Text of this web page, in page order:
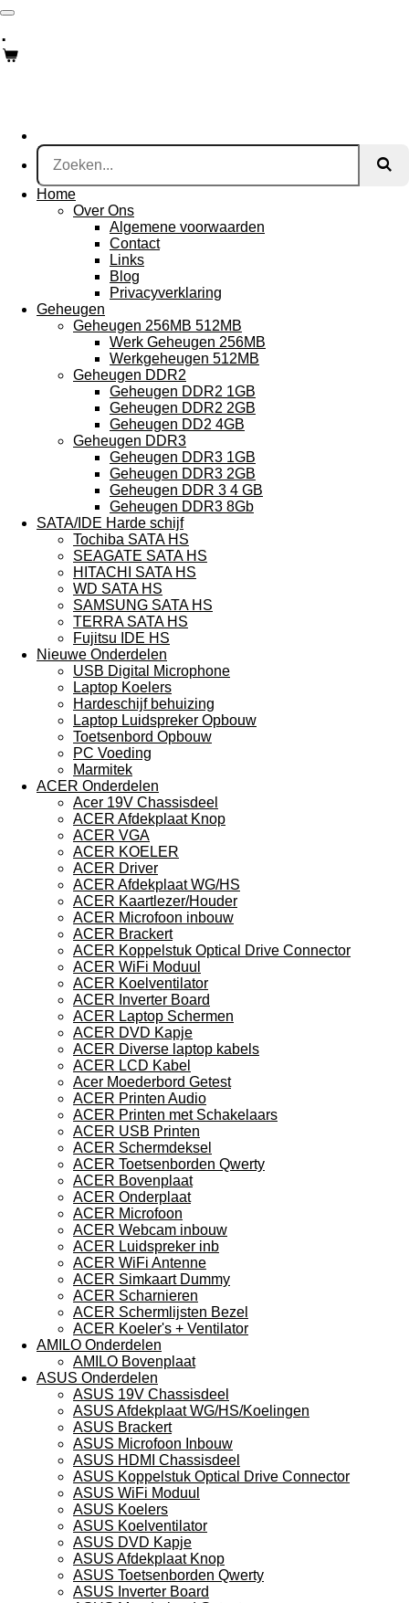
Ga
naar
de
.
Home
Over Ons
Algemene voorwaarden
Contact
Links
Blog
Privacyverklaring
Geheugen
Geheugen 256MB 512MB
Werk Geheugen 256MB
Werkgeheugen 512MB
Geheugen DDR2
Geheugen DDR2 1GB
Geheugen DDR2 2GB
Geheugen DD2 4GB
Geheugen DDR3
Geheugen DDR3 1GB
Geheugen DDR3 2GB
Geheugen DDR 3 4 GB
Geheugen DDR3 8Gb
SATA/IDE Harde schijf
Tochiba SATA HS
SEAGATE SATA HS
HITACHI SATA HS
WD SATA HS
SAMSUNG SATA HS
TERRA SATA HS
Fujitsu IDE HS
Nieuwe Onderdelen
USB Digital Microphone
Laptop Koelers
Hardeschijf behuizing
Laptop Luidspreker Opbouw
Toetsenbord Opbouw
PC Voeding
Marmitek
ACER Onderdelen
Acer 19V Chassisdeel
ACER Afdekplaat Knop
ACER VGA
ACER KOELER
ACER Driver
ACER Afdekplaat WG/HS
ACER Kaartlezer/Houder
ACER Microfoon inbouw
ACER Brackert
ACER Koppelstuk Optical Drive Connector
ACER WiFi Moduul
ACER Koelventilator
ACER Inverter Board
ACER Laptop Schermen
ACER DVD Kapje
ACER Diverse laptop kabels
ACER LCD Kabel
Acer Moederbord Getest
ACER Printen Audio
ACER Printen met Schakelaars
ACER USB Printen
ACER Schermdeksel
ACER Toetsenborden Qwerty
ACER Bovenplaat
ACER Onderplaat
ACER Microfoon
ACER Webcam inbouw
ACER Luidspreker inb
ACER WiFi Antenne
ACER Simkaart Dummy
ACER Scharnieren
ACER Schermlijsten Bezel
ACER Koeler's + Ventilator
AMILO Onderdelen
AMILO Bovenplaat
ASUS Onderdelen
ASUS 19V Chassisdeel
ASUS Afdekplaat WG/HS/Koelingen
ASUS Brackert
ASUS Microfoon Inbouw
ASUS HDMI Chassisdeel
ASUS Koppelstuk Optical Drive Connector
ASUS WiFi Moduul
ASUS Koelers
ASUS Koelventilator
ASUS DVD Kapje
ASUS Afdekplaat Knop
ASUS Toetsenborden Qwerty
ASUS Inverter Board